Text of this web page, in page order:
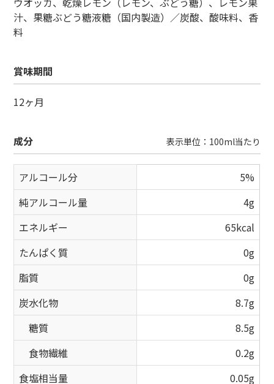
汁、果糖ぶどう糖液糖（国内製造）／炭酸、酸味料、香
料
賞味期間
12ヶ月
成分 表示単位：100ml当たり
アルコール分
5%
純アルコール量
4g
エネルギー
65kcal
たんぱく質
0g
脂質
0g
炭水化物
8.7g
糖質
8.5g
食物繊維
0.2g
食塩相当量
0.05g